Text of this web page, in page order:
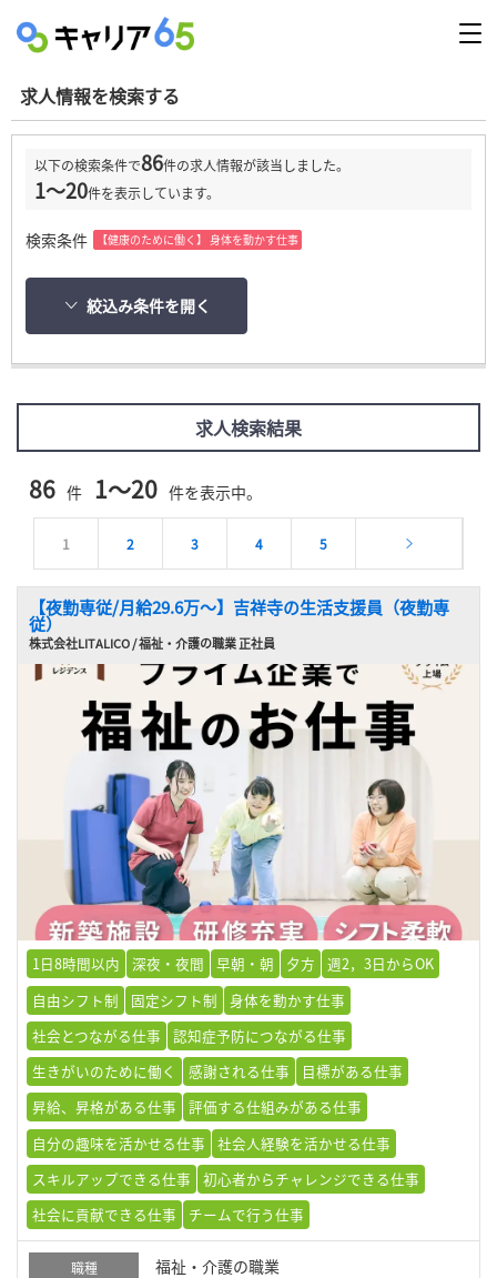
求人情報を検索する
以下の検索条件で86件の求人情報が該当しました。
1～20件を表示しています。
検索条件 【健康のために働く】 身体を動かす仕事
絞込み条件を開く
求人検索結果
86 件 1～20 件を表示中。
1 2 3 4 5
【夜勤専従/月給29.6万〜】吉祥寺の生活支援員（夜勤専
従）
株式会社LITALICO / 福祉・介護の職業 正社員
1日8時間以内 深夜・夜間 早朝・朝 夕方
週2，3日からOK
自由シフト制
固定シフト制
身体を動かす仕事
社会とつながる仕事
認知症予防につながる仕事
生きがいのために働く
感謝される仕事
目標がある仕事
昇給、昇格がある仕事
評価する仕組みがある仕事
自分の趣味を活かせる仕事
社会人経験を活かせる仕事
スキルアップできる仕事
初心者からチャレンジできる仕事
社会に貢献できる仕事
チームで行う仕事
職種 福祉・介護の職業